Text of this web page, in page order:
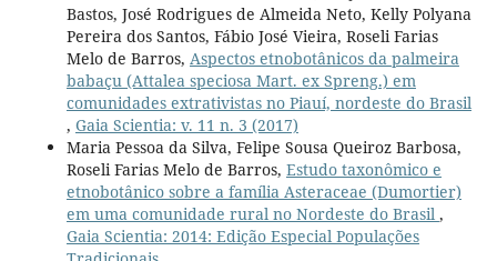
Bastos, José Rodrigues de Almeida Neto, Kelly Polyana
Pereira dos Santos, Fábio José Vieira, Roseli Farias
Melo de Barros, Aspectos etnobotânicos da palmeira
babaçu (Attalea speciosa Mart. ex Spreng.) em
comunidades extrativistas no Piauí, nordeste do Brasil
, Gaia Scientia: v. 11 n. 3 (2017)
Maria Pessoa da Silva, Felipe Sousa Queiroz Barbosa,
Roseli Farias Melo de Barros, Estudo taxonômico e
etnobotânico sobre a família Asteraceae (Dumortier)
em uma comunidade rural no Nordeste do Brasil ,
Gaia Scientia: 2014: Edição Especial Populações